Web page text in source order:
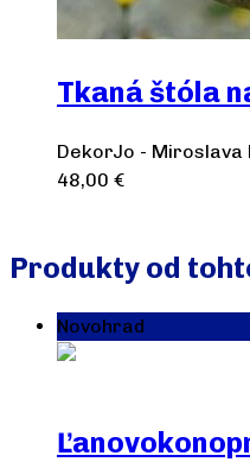
Tkaná štóla
DekorJo - Miroslava
48,00 €
Produkty od
Novohrad